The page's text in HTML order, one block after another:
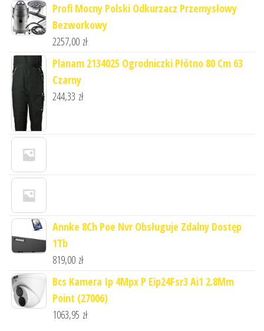
Profi Mocny Polski Odkurzacz Przemysłowy
Bezworkowy
2257,00 zł
Planam 2134025 Ogrodniczki Płótno 80 Cm 63
Czarny
244,33 zł
Annke 8Ch Poe Nvr Obsługuje Zdalny Dostęp
1Tb
819,00 zł
Bcs Kamera Ip 4Mpx P Eip24Fsr3 Ai1 2.8Mm
Point (27006)
1063,95 zł